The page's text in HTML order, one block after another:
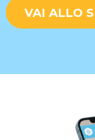
VAI ALLO